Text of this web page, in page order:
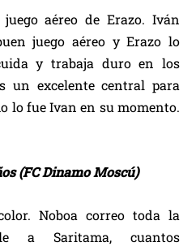
aéreo de Erazo. Iván
juego aéreo y Erazo lo
y trabaja duro en los
un excelente central para
lo fue Ivan en su momento.
(FC Dinamo Moscú)
Noboa correo toda la
a Saritama, cuantos